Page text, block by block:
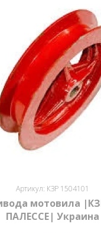
Артикул: КЗР 1504101
мотовила
ПАЛЕССЕ| Украина